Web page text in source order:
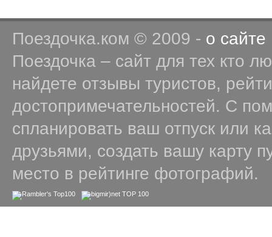
Поездочка.ком © 2009 - о сайте
Поездочка – сайт для тех кто
найдете отзывы туристов,
достопримечательностей. С
спланировать ваш отпуск или
друзьями, создать вашу карту
место в рейтинге фотографий.